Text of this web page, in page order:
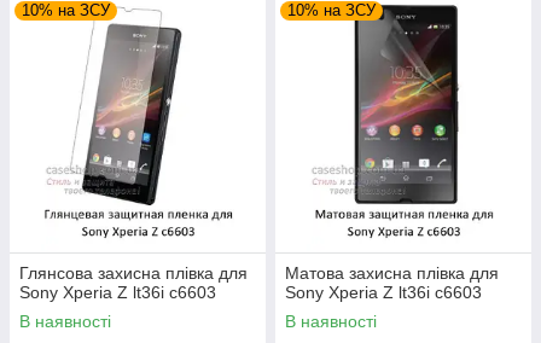
10% на ЗСУ
Глянсова захисна плівка для
Sony Xperia Z lt36i c6603
В наявності
10% на ЗСУ
Матова захисна плівка для
Sony Xperia Z lt36i c6603
В наявності